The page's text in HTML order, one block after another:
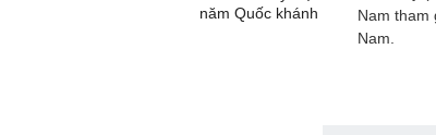
Nam tham
Nam.